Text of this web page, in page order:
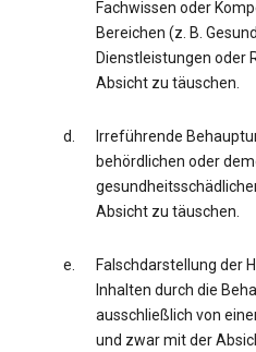
Fachwissen oder
Bereichen (z. B.
Dienstleistungen oder
Absicht zu täuschen.
Irreführende
behördlichen oder
Absicht zu täuschen.
Falschdarstellung der
Inhalten durch die
ausschließlich von
und zwar mit der